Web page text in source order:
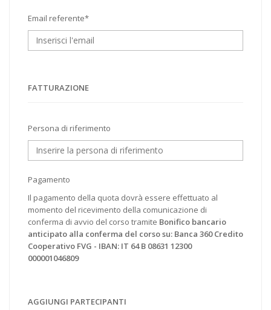
Email referente*
FATTURAZIONE
Persona di riferimento
Pagamento
Il pagamento della quota dovrà essere effettuato al
momento del ricevimento della comunicazione di
conferma di avvio del corso tramite Bonifico bancario
anticipato alla conferma del corso su: Banca 360 Credito
Cooperativo FVG - IBAN: IT 64 B 08631 12300
000001046809
AGGIUNGI PARTECIPANTI